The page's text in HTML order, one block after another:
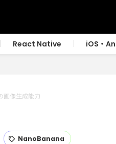
React Native iOS・
像生成能力
NanoBanana